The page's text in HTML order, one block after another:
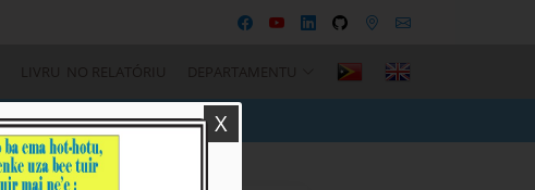
LIVRU NO RELATÓRIU DEPARTAMENTU
X